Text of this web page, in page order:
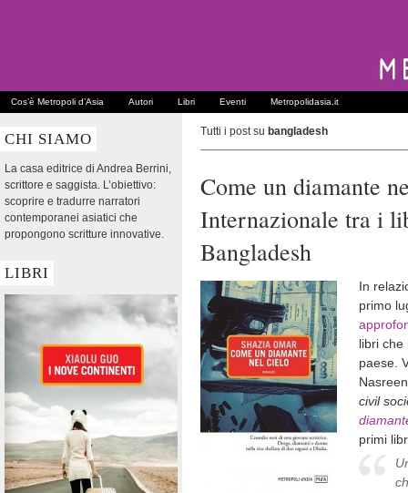
Cos’è Metropoli d’Asia Autori Libri Eventi Metropolidasia.it
CHI SIAMO
La casa editrice di Andrea Berrini,
scrittore e saggista. L’obiettivo:
scoprire e tradurre narratori
contemporanei asiatici che
propongono scritture innovative.
LIBRI
Tutti i post su bangladesh
Come un diamante
Internazionale tra i
Bangladesh
In
primo
libri che
paese.
civil
primi